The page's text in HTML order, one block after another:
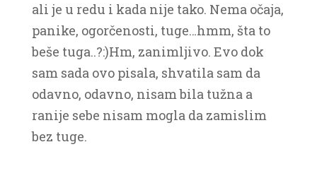
ali je u redu i kada nije tako. Nema očaja,
panike, ogorčenosti, tuge…hmm, šta to
beše tuga..?:)Hm, zanimljivo. Evo dok
sam sada ovo pisala, shvatila sam da
odavno, odavno, nisam bila tužna a
ranije sebe nisam mogla da zamislim
bez tuge.